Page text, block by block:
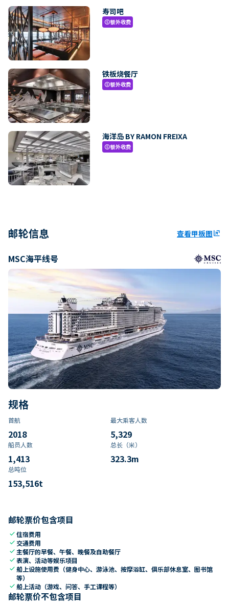
寿司吧
paid额外收费
铁板烧餐厅
paid额外收费
海洋岛 BY RAMON FREIXA
paid额外收费
邮轮信息 查看甲板图ungroup
MSC海平线号
规格
首航
2018
最大乘客人数
5,329
船员人数
1,413
总长（米）
323.3m
总吨位
153,516t
邮轮票价包含项目
check住宿费用
check 交通费用
check 主餐厅的早餐、午餐、晚餐及自助餐厅
check表演、活动等娱乐项目
check船上设施使用费（健身中心、游泳池、按摩浴缸、俱乐部休息室、图书馆
等）
check船上活动（游戏、问答、手工课程等）
邮轮票价不包含项目